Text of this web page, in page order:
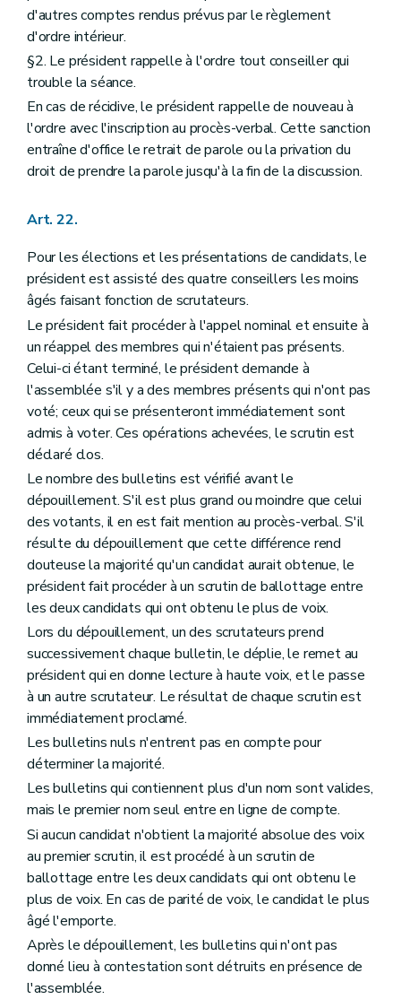
d'autres comptes rendus prévus par le règlement
d'ordre intérieur.
§2. Le président rappelle à l'ordre tout conseiller qui
trouble la séance.
En cas de récidive, le président rappelle de nouveau à
l'ordre avec l'inscription au procès-verbal. Cette sanction
entraîne d'office le retrait de parole ou la privation du
droit de prendre la parole jusqu'à la fin de la discussion.
Art. 22.
Pour les élections et les présentations de candidats, le
président est assisté des quatre conseillers les moins
âgés faisant fonction de scrutateurs.
Le président fait procéder à l'appel nominal et ensuite à
un réappel des membres qui n'étaient pas présents.
Celui-ci étant terminé, le président demande à
l'assemblée s'il y a des membres présents qui n'ont pas
voté; ceux qui se présenteront immédiatement sont
admis à voter. Ces opérations achevées, le scrutin est
déclaré clos.
Le nombre des bulletins est vérifié avant le
dépouillement. S'il est plus grand ou moindre que celui
des votants, il en est fait mention au procès-verbal. S'il
résulte du dépouillement que cette différence rend
douteuse la majorité qu'un candidat aurait obtenue, le
président fait procéder à un scrutin de ballottage entre
les deux candidats qui ont obtenu le plus de voix.
Lors du dépouillement, un des scrutateurs prend
successivement chaque bulletin, le déplie, le remet au
président qui en donne lecture à haute voix, et le passe
à un autre scrutateur. Le résultat de chaque scrutin est
immédiatement proclamé.
Les bulletins nuls n'entrent pas en compte pour
déterminer la majorité.
Les bulletins qui contiennent plus d'un nom sont valides,
mais le premier nom seul entre en ligne de compte.
Si aucun candidat n'obtient la majorité absolue des voix
au premier scrutin, il est procédé à un scrutin de
ballottage entre les deux candidats qui ont obtenu le
plus de voix. En cas de parité de voix, le candidat le plus
âgé l'emporte.
Après le dépouillement, les bulletins qui n'ont pas
donné lieu à contestation sont détruits en présence de
l'assemblée.